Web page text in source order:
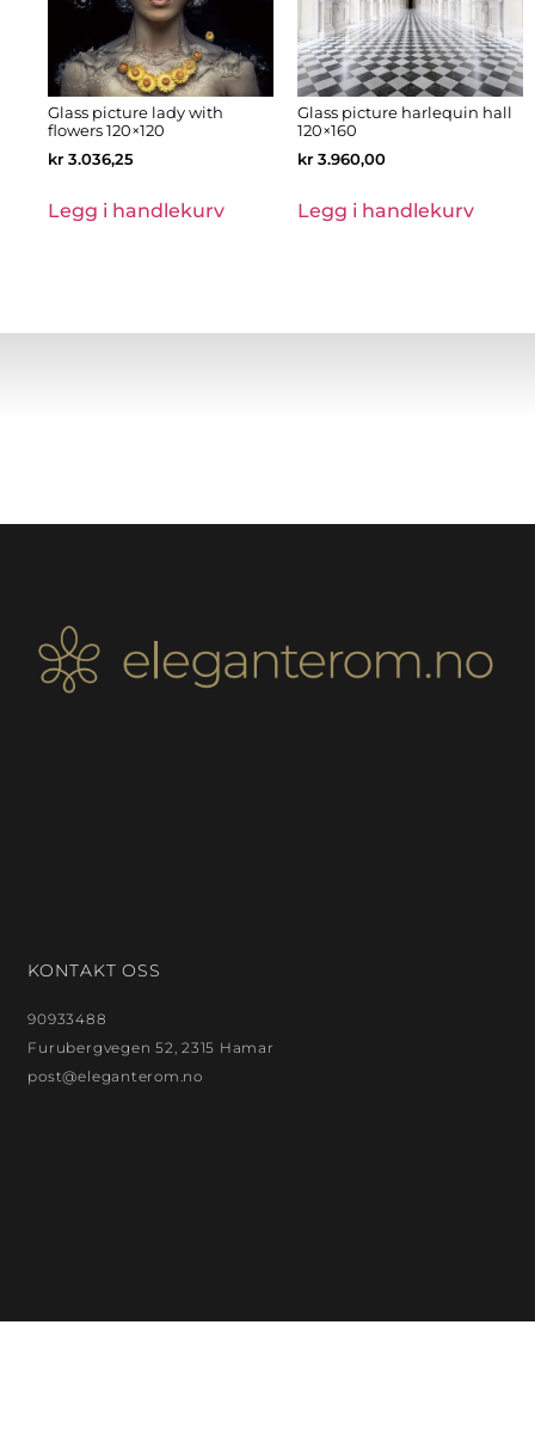
Glass picture lady with
flowers 120×120
kr 3.036,25
Legg i handlekurv
Glass picture harlequin hall
120×160
kr 3.960,00
Legg i handlekurv
KONTAKT OSS
90933488
Furubergvegen 52, 2315 Hamar
post@eleganterom.no